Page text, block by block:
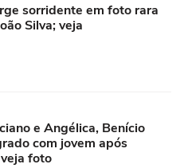
sorridente em foto rara
Silva; veja
e Angélica, Benício
com jovem após
foto